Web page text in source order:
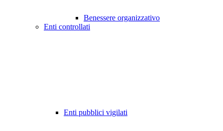
Benessere organizzativo
Enti controllati
Enti pubblici vigilati